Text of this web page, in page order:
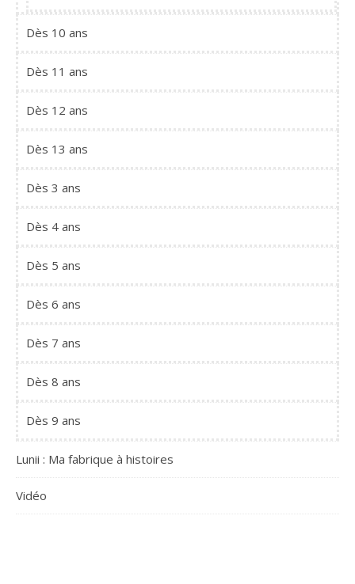
Dès 10 ans
Dès 11 ans
Dès 12 ans
Dès 13 ans
Dès 3 ans
Dès 4 ans
Dès 5 ans
Dès 6 ans
Dès 7 ans
Dès 8 ans
Dès 9 ans
Lunii : Ma fabrique à histoires
Vidéo